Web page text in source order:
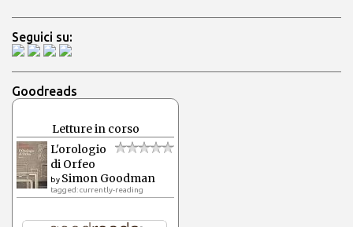
Seguici su:
Goodreads
Letture in corso
L'orologio
di Orfeo
by Simon Goodman
tagged: currently-reading